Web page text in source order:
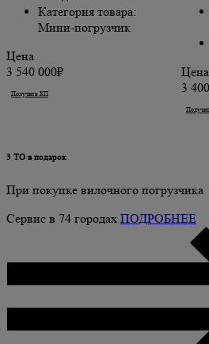
Категория товара:
Мини-погрузчик
Цена
3 540 000₽
Получить КП
Цена
3
3 ТО в подарок
При покупке вилочного погрузчика
Сервис в 74 городах ПОДРОБНЕЕ